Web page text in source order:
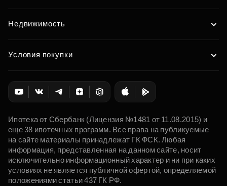
Недвижимость
Условия покупки
Ипотека от Сбербанк (Лицензия №1481 от 11.08.2015) и
еще 38 ипотечных программ. Все права на публикуемые
на сайте материалы принадлежат ГК ФСК. Любая
информация, представленная на данном сайте, носит
исключительно информационный характер и ни при каких
условиях не является публичной офертой, определяемой
положениями статьи 437 ГК РФ.